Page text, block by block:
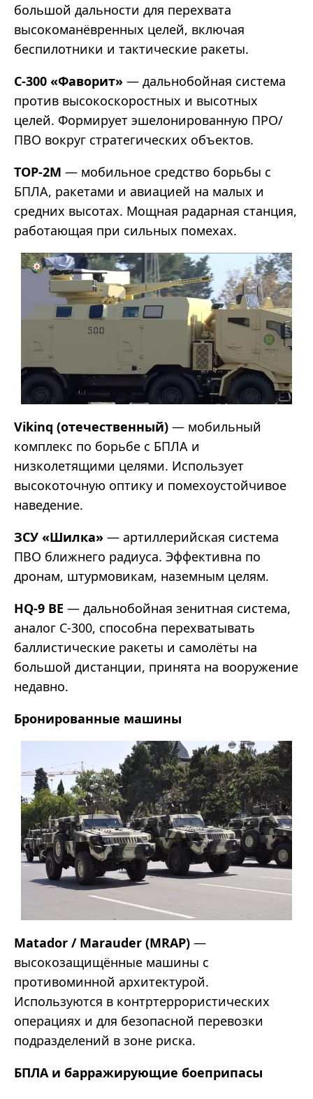
большой дальности для перехвата
высокоманёвренных целей, включая
беспилотники и тактические ракеты.
С-300 «Фаворит» — дальнобойная система
против высокоскоростных и высотных
целей. Формирует эшелонированную ПРО/
ПВО вокруг стратегических объектов.
ТОР-2М — мобильное средство борьбы с
БПЛА, ракетами и авиацией на малых и
средних высотах. Мощная радарная станция,
работающая при сильных помехах.
Vikinq (отечественный) — мобильный
комплекс по борьбе с БПЛА и
низколетящими целями. Использует
высокоточную оптику и помехоустойчивое
наведение.
ЗСУ «Шилка» — артиллерийская система
ПВО ближнего радиуса. Эффективна по
дронам, штурмовикам, наземным целям.
HQ-9 BE — дальнобойная зенитная система,
аналог C-300, способна перехватывать
баллистические ракеты и самолёты на
большой дистанции, принята на вооружение
недавно.
Бронированные машины
Matador / Marauder (MRAP) —
высокозащищённые машины с
противоминной архитектурой.
Используются в контртеррористических
операциях и для безопасной перевозки
подразделений в зоне риска.
БПЛА и барражирующие боеприпасы